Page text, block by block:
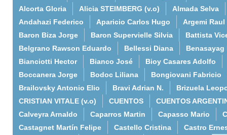
Alcorta Gloria
Alicia STEIMBERG (v.o)
Almada Selva
Andahazi Federico
Aparicio Carlos Hugo
Argemi Raul
Baron Biza Jorge
Baron Supervielle Silvia
Battista
Belgrano Rawson Eduardo
Bellessi Diana
Benasayag
Bianciotti Hector
Bianco José
Bioy Casares Adolfo
Boccanera Jorge
Bodoc Liliana
Bongiovani Fabricio
Brailovsky Antonio Elio
Bravi Adrian N.
Brizuela
CRISTIAN VITALE (v.o)
CUENTOS
CUENTOS
Calveyra Arnaldo
Caparros Martin Capasso Mario
Castagnet Martín Felipe
Castello Cristina
Castro